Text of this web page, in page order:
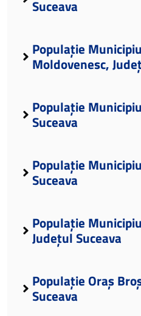
Suceava
Populație
Moldovenesc,
Populație
Suceava
Populație
Suceava
Populație
Județul Suceava
Populație Oraș
Suceava